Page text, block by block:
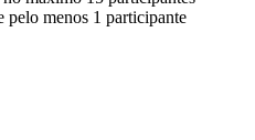
pelo menos 1 participante